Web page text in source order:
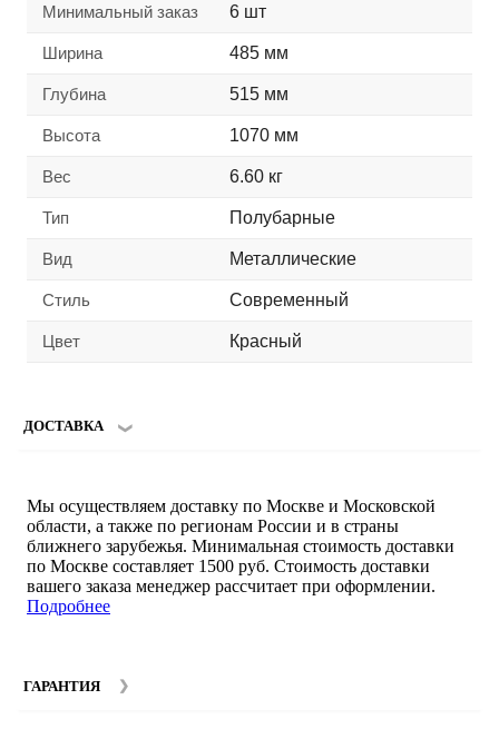
Минимальный заказ 6 шт
Ширина 485 мм
Глубина 515 мм
Высота 1070 мм
Вес 6.60 кг
Тип Полубарные
Вид Металлические
Стиль Современный
Цвет Красный
ДОСТАВКА
Мы осуществляем доставку по Москве и Московской
области, а также по регионам России и в страны
ближнего зарубежья. Минимальная стоимость доставки
по Москве составляет 1500 руб. Стоимость доставки
вашего заказа менеджер рассчитает при оформлении.
Подробнее
ГАРАНТИЯ